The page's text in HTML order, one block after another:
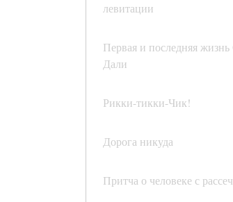
левитации
Первая и последняя жизнь
Дали
Рикки-тикки-Чик!
Дорога никуда
Притча о человеке с